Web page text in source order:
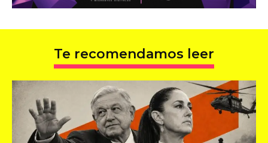
Te recomendamos leer